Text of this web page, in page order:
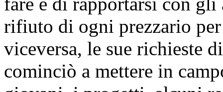
rifiuto di ogni prezzario
viceversa, le sue richieste
cominciò a mettere in